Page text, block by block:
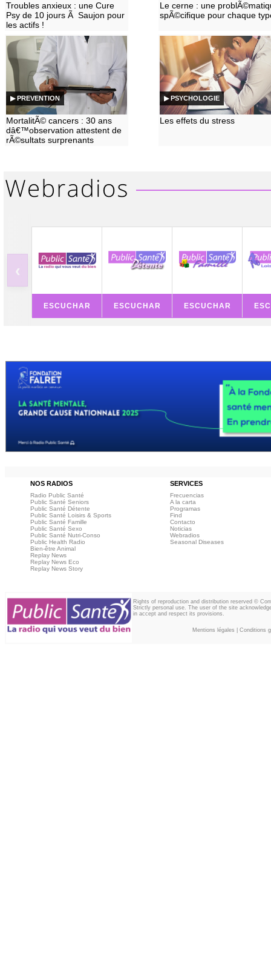
Troubles anxieux : une Cure
Psy de 10 jours Ã Saujon pour
les actifs !
Le cerne : une
spÃ©cifique pour chaque
▶ PREVENTION
MortalitÃ© cancers : 30 ans
dâ€™observation attestent de
rÃ©sultats surprenants
▶ PSYCHOLOGIE
Les effets du stress
‹
ESCUCHAR ESCUCHAR ESCUCHAR
NOS RADIOS SERVICES
Radio Public Santé
Public Santé Seniors
Public Santé Détente
Public Santé Loisirs & Sports
Public Santé Famille
Public Santé Sexo
Public Santé Nutri-Conso
Public Health Radio
Bien-être Animal
Replay News
Replay News Eco
Replay News Story
Frecuencias
A la carta
Programas
Find
Contacto
Noticias
Webradios
Seasonal Diseases
Rights of reproduction and distribution reserved ©
Strictly personal use. The user of the site
in accept and respect its provisions.
Mentions légales Conditions